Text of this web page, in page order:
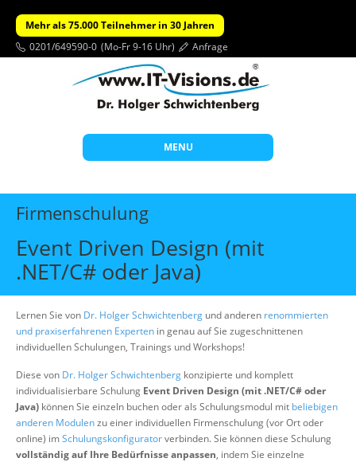
Mehr als 75.000 Teilnehmer in 30 Jahren
0201/649590-0 (Mo-Fr 9-16 Uhr) Anfrage
MENU
Start
Themen
Beratung
Individuelle Schulungen
Offene Seminare
Wissen
Suche
Firmenschulung
Event Driven Design (mit
.NET/C# oder Java)
Lernen Sie von Dr. Holger Schwichtenberg und anderen renommierten
und praxiserfahrenen Experten in genau auf Sie zugeschnittenen
individuellen Schulungen, Trainings und Workshops!
Diese von Dr. Holger Schwichtenberg konzipierte und komplett
individualisierbare Schulung Event Driven Design (mit .NET/C# oder
Java) können Sie einzeln buchen oder als Schulungsmodul mit beliebigen
anderen Modulenzu einer individuellen Firmenschulung (vor Ort oder
online) imSchulungskonfiguratorverbinden. Sie können diese Schulung
vollständig auf Ihre Bedürfnisse anpassen, indem Sie einzelne